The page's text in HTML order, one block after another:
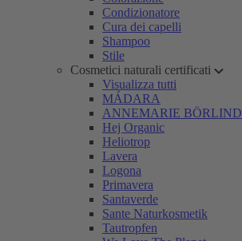
Condizionatore
Cura dei capelli
Shampoo
Stile
Cosmetici naturali certificati
Visualizza tutti
MÁDARA
ANNEMARIE BÖRLIND
Hej Organic
Heliotrop
Lavera
Logona
Primavera
Santaverde
Sante Naturkosmetik
Tautropfen